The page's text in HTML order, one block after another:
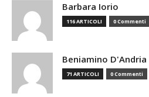
Barbara Iorio
116 ARTICOLI 0 Commenti
Beniamino D'Andria
71 ARTICOLI 0 Commenti